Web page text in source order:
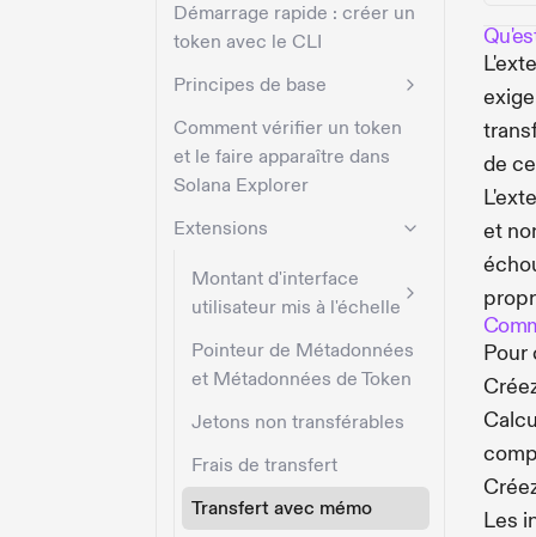
Démarrage rapide : créer un
token avec le CLI
Principes de base
Comment vérifier un token
et le faire apparaître dans
Solana Explorer
Extensions
Montant d'interface
utilisateur mis à l'échelle
Pointeur de Métadonnées
et Métadonnées de Token
Jetons non transférables
Frais de transfert
Transfert avec mémo
de
et
Pour
Les